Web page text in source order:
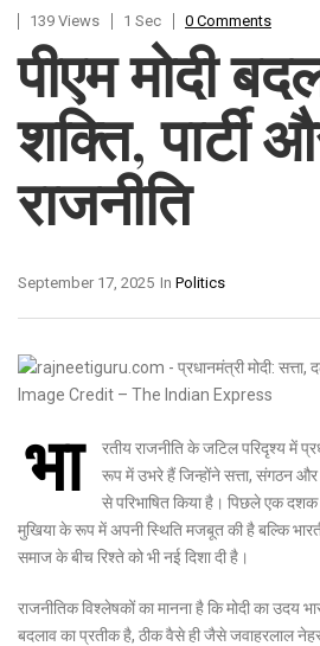
139 Views
1 Sec 0 Comments
पीएम मोदी
शक्ति, पार्टी
राजनीति
In Politics
September 17, 2025
भा
रतीय राजनीति के जटिल परिदृश्य में
रूप में उभरे हैं जिन्होंने सत्ता, संगठन और
से परिभाषित किया है। पिछले एक
मुखिया के रूप में अपनी स्थिति मजबूत की है बल्कि
समाज के बीच रिश्ते को भी नई दिशा दी है।
राजनीतिक विश्लेषकों का मानना है कि मोदी का उदय
बदलाव का प्रतीक है, ठीक वैसे ही जैसे जवाहरलाल